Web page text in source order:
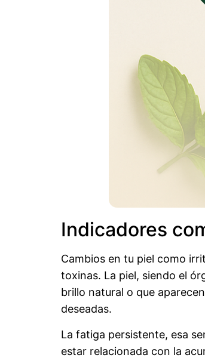
Indicadores
Cambios en tu piel como
toxinas. La piel, siendo el
brillo natural o que
deseadas.
La fatiga persistente, esa
estar relacionada con la